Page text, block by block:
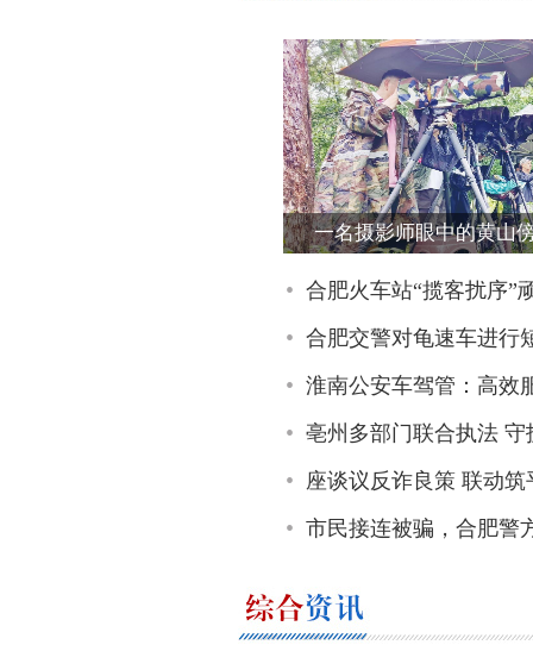
一名摄影师眼中的黄山
合肥火车站“揽客扰序”顽
合肥交警对龟速车进行
淮南公安车驾管：高效服务“一件
亳州多部门联合执法 守
座谈议反诈良策 联动筑
市民接连被骗，合肥警